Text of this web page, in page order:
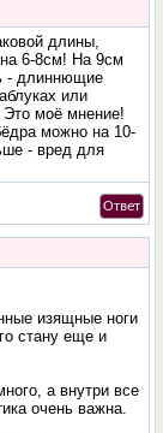
длины,
6-8см! На 9см
- длиннющие
или
моё мнение!
можно на 10-
- вред для
Ответ
изящные ноги
стану еще и
а внутри все
очень важна.